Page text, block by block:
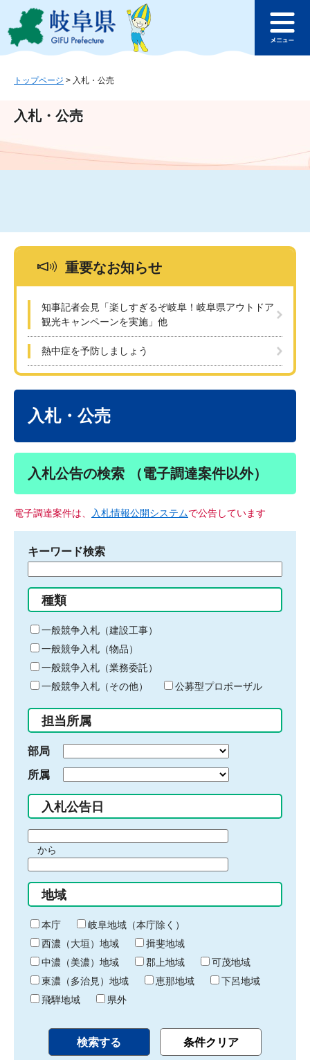
ジ
ュ
文
このページの本文へ
ュ
トップページ > 入札・公売
入札・公売
重要なお知らせ
知事記者会見「楽しすぎるぞ岐阜！岐阜県アウトドア
観光キャンペーンを実施」他
熱中症を予防しましょう
入札・公売
入札公告の検索 （電子調達案件以外）
電子調達案件は、 入札情報公開システムで公告しています
キーワード検索
る
キ
ー
ワ
ー
ド
入
力
種類
一般競争入札（建設工事）
一般競争入札（物品）
一般競争入札（業務委託）
一般競争入札（その他）
公募型プロポーザル
担当所属
部局
所属
入札公告日
間
始
り
から
間
終
わ
り
地域
本庁
岐阜地域（本庁除く）
西濃（大垣）地域
揖斐地域
中濃（美濃）地域
郡上地域
可茂地域
東濃（多治見）地域
恵那地域
下呂地域
飛騨地域
県外